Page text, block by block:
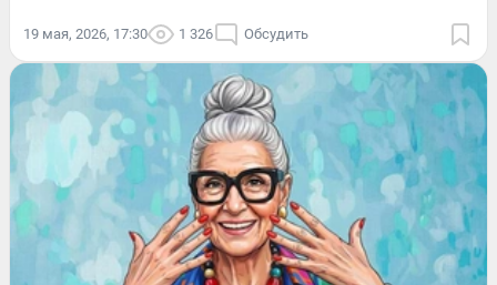
19 мая, 2026, 17:30 1 326 Обсудить